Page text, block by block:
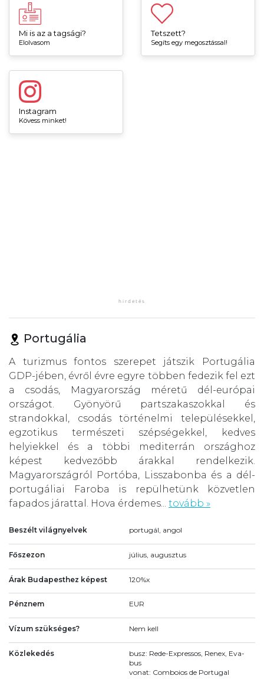
Mi is az a tagsági?
Elolvasom
Tetszett?
Segíts egy megosztással!
Instagram
Kövess minket!
Portugália
A turizmus fontos szerepet játszik Portugália
GDP-jében, évről évre egyre többen fedezik fel ezt
a csodás, Magyarország méretű dél-európai
országot. Gyönyörű partszakaszokkal és
strandokkal, csodás történelmi településekkel,
egzotikus természeti szépségekkel, kedves
helyiekkel és a többi mediterrán országhoz
képest kedvezőbb árakkal rendelkezik.
Magyarországról Portóba, Lisszabonba és a dél-
portugáliai Faroba is repülhetünk közvetlen
fapados járattal. Hova érdemes... tovább »
Beszélt világnyelvek portugál, angol
Főszezon július, augusztus
Árak Budapesthez képest 120%x
Pénznem EUR
Vízum szükséges? Nem kell
Közlekedés
busz: Rede-Expressos, Renex, Eva-
bus
vonat: Comboios de Portugal